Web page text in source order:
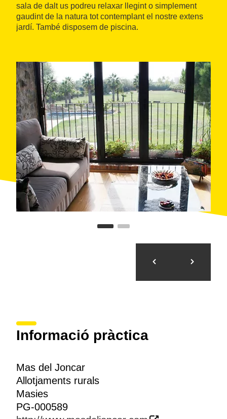
sala de dalt us podreu relaxar llegint o simplement
gaudint de la natura tot contemplant el nostre extens
jardí. També disposem de piscina.
Informació pràctica
Mas del Joncar
Allotjaments rurals
Masies
PG-000589